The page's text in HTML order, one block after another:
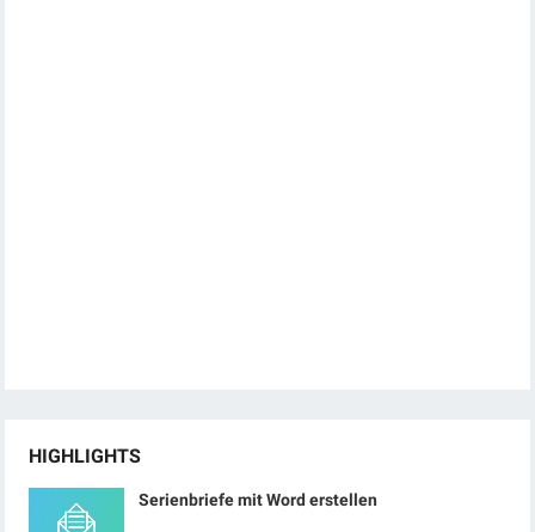
HIGHLIGHTS
Serienbriefe mit Word erstellen